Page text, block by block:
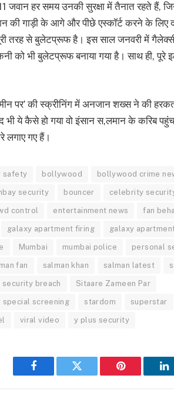
जवान हर समय उनकी सुरक्षा में तैनात रहते हैं,
गाड़ी के आगे और पीछे एस्कॉर्ट करने के लिए
तरह से बुलेटप्रूफ है। इस साल जनवरी में
को भी बुलेटप्रूफ बनाया गया है। साथ ही, पूरे
पर’ की स्क्रीनिंग में अनजान शख्स ने की
भी ये कैसे हो गया वो इंसान स,लमान के करिब
लगाए गए हैं।
safety bollywood bollywood crime
security bouncer celebrity
control entertainment news fan
galaxy apartment firing galaxy
Mumbai mumbai police personal
fan salman khan salman latest
security breach Sitaare Zameen Par
special screening stardom superstar
viral video y plus security
Facebook Twitter Pinterest